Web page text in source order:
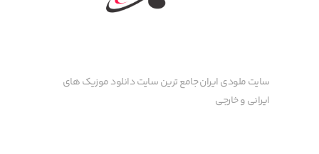
سایت ملودی ایران جامع ترین سایت دانلود موزیک های
ایرانی و خارجی